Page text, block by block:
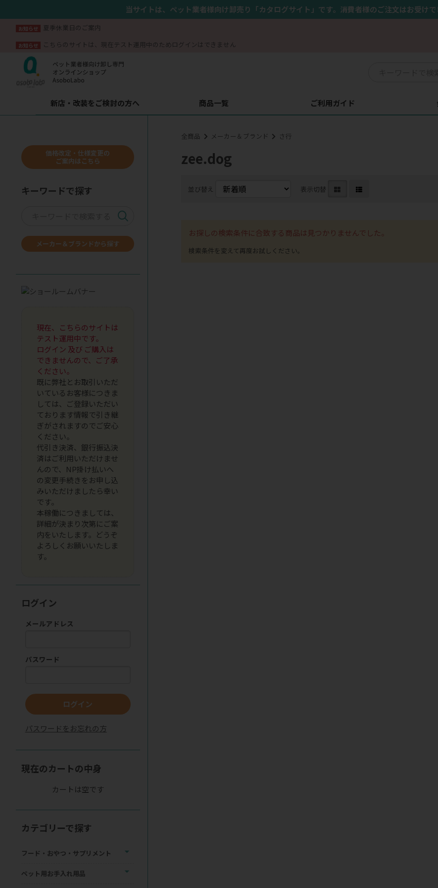
当サイトは、ペット業者様向け卸売り「カタログサイト」です。消費者様のご注文はお受けで
お知らせ 夏季休業日のご案内
お知らせ こちらのサイトは、現在テスト運用中のためログインはできません
新店・改装をご検討の方へ 商品一覧 ご利用ガイド
全商品 メーカー＆ブランド さ行
zee.dog
並び替え 表示切替
お探しの検索条件に合致する商品は見つかりませんでした。
価格改定・仕様変更の
ご案内はこちら
キーワードで探す
メーカー＆ブランドから探す
現在、こちらのサイトは
テスト運用中です。
ログイン 及び ご購入は
できませんので、ご了承
ください。
既に弊社とお取引いただ
いているお客様につきま
しては、ご登録いただい
ております情報で引き継
ぎがされますのでご安心
ください。
代引き決済、銀行振込決
済はご利用いただけませ
んので、NP掛け払いへ
の変更手続きをお申し込
みいただけましたら幸い
です。
本稼働につきましては、
詳細が決まり次第にご案
内をいたします。どうぞ
よろしくお願いいたしま
す。
ログイン
メールアドレス
パスワード
ログイン
パスワードをお忘れの方
現在のカートの中身
カートは空です
カテゴリーで探す
フード・おやつ・サプリメント
ペット用お手入れ用品